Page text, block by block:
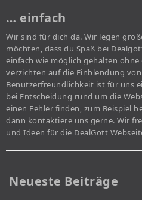
… einfach
Wir sind für dich da. Wir legen
möchten, dass du Spaß bei
einfach wie möglich gehalten ohne
verzichten auf die Einblendung
Benutzerfreundlichkeit ist für uns
bei Entscheidung rund um die
einen Fehler finden, zum Beispiel
dann kontaktiere uns gerne. Wir
und Ideen für die DealGott
Neueste Beiträge